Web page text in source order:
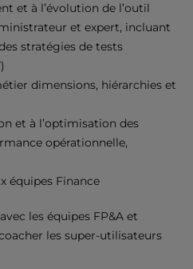
et à l’évolution de l’outil
et expert, incluant
stratégies de tests
dimensions, hiérarchies et
et à l’optimisation des
opérationnelle,
équipes Finance
les équipes FP&A et
les super-utilisateurs